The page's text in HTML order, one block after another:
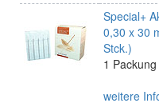
Special+
0,30 x 30
Stck.)
1 Packung
weitere